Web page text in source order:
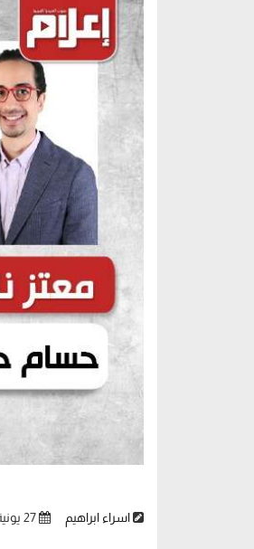
اسراء ابراهيم